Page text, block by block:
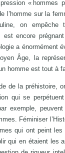
« hommes
l’homme sur la
on empêche
est encore
a énormément
Âge, la
homme est tout à
de la préhistoire,
qui se
exemple,
Féminiser
qui ont peint les
qui en étaient les